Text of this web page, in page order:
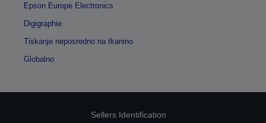
Epson Europe Electronics
Digigraphie
Tiskanje neposredno na tkanino
Globalno
Sellers Identification